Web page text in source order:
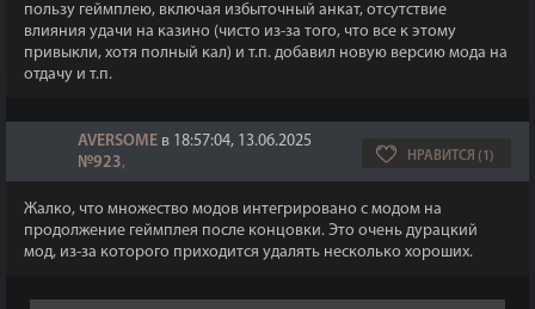
пользу геймплею, включая избыточный анкат, отсутствие
влияния удачи на казино (чисто из-за того, что все к этому
привыкли, хотя полный кал) и т.п. добавил новую версию мода на
отдачу и т.п.
AVERSOME в 18:57:04, 13.06.2025
№923, НРАВИТСЯ (1)
Жалко, что множество модов интегрировано с модом на
продолжение геймплея после концовки. Это очень дурацкий
мод, из-за которого приходится удалять несколько хороших.